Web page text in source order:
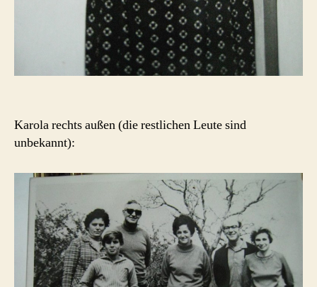
Karola rechts außen (die restlichen Leute sind
unbekannt):